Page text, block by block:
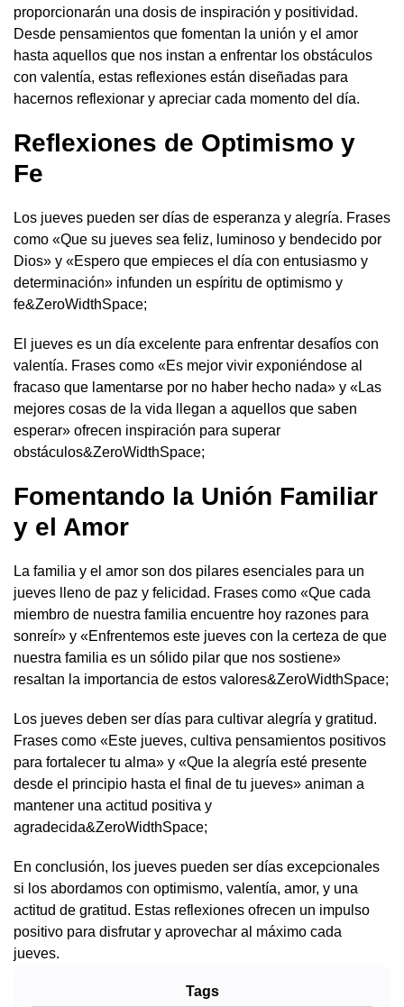
proporcionarán una dosis de inspiración y positividad.
Desde pensamientos que fomentan la unión y el amor
hasta aquellos que nos instan a enfrentar los obstáculos
con valentía, estas reflexiones están diseñadas para
hacernos reflexionar y apreciar cada momento del día.
Reflexiones de Optimismo y
Fe
Los jueves pueden ser días de esperanza y alegría. Frases
como «Que su jueves sea feliz, luminoso y bendecido por
Dios» y «Espero que empieces el día con entusiasmo y
determinación» infunden un espíritu de optimismo y
fe&ZeroWidthSpace;
El jueves es un día excelente para enfrentar desafíos con
valentía. Frases como «Es mejor vivir exponiéndose al
fracaso que lamentarse por no haber hecho nada» y «Las
mejores cosas de la vida llegan a aquellos que saben
esperar» ofrecen inspiración para superar
obstáculos&ZeroWidthSpace;
Fomentando la Unión Familiar
y el Amor
La familia y el amor son dos pilares esenciales para un
jueves lleno de paz y felicidad. Frases como «Que cada
miembro de nuestra familia encuentre hoy razones para
sonreír» y «Enfrentemos este jueves con la certeza de que
nuestra familia es un sólido pilar que nos sostiene»
resaltan la importancia de estos valores&ZeroWidthSpace;
Los jueves deben ser días para cultivar alegría y gratitud.
Frases como «Este jueves, cultiva pensamientos positivos
para fortalecer tu alma» y «Que la alegría esté presente
desde el principio hasta el final de tu jueves» animan a
mantener una actitud positiva y
agradecida&ZeroWidthSpace;
En conclusión, los jueves pueden ser días excepcionales
si los abordamos con optimismo, valentía, amor, y una
actitud de gratitud. Estas reflexiones ofrecen un impulso
positivo para disfrutar y aprovechar al máximo cada
jueves.
Tags